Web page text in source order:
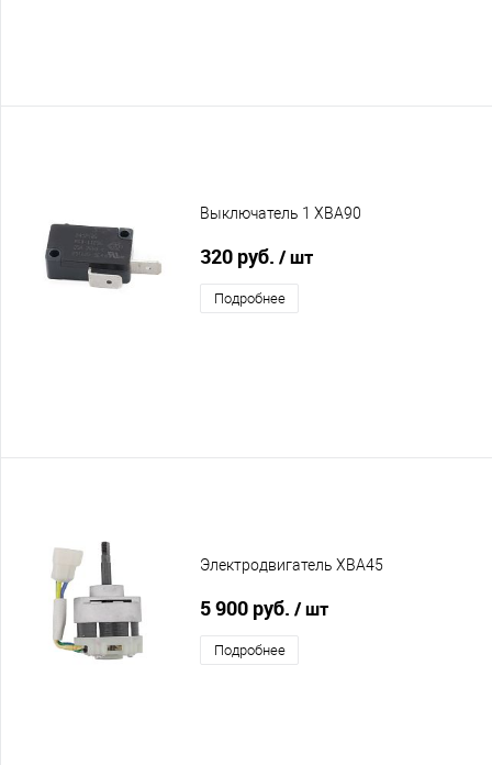
Выключатель 1 XBA90
320 руб. / шт
Подробнее
Электродвигатель XBA45
5 900 руб. / шт
Подробнее